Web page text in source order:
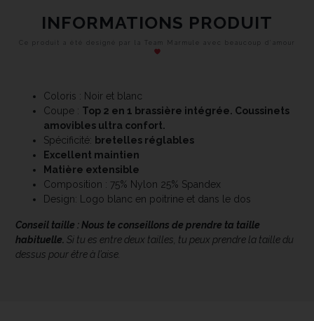
INFORMATIONS PRODUIT
Ce produit a été designé par la Team Marmule avec beaucoup d’amour
Coloris : Noir et blanc
Coupe : Top 2 en 1 brassière intégrée. Coussinets
amovibles ultra confort.
Spécificité: bretelles réglables
Excellent maintien
Matière extensible
Composition : 75% Nylon 25% Spandex
Design: Logo blanc en poitrine et dans le dos
Conseil taille :Nous te conseillons de prendre ta taille
habituelle.Si tu es entre deux tailles, tu peux prendre la taille du
dessus pour être à l’aise.